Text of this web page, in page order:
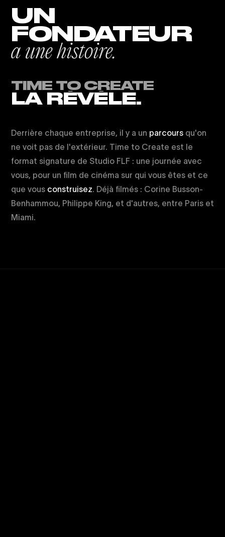
UN
FONDATEUR
a une histoire.
TIME TO CREATE
LA RÉVÈLE.
Derrière chaque entreprise, il y a un parcours qu'on
ne voit pas de l'extérieur. Time to Create est le
format signature de Studio FLF : une journée avec
vous, pour un film de cinéma sur qui vous êtes et ce
que vous construisez. Déjà filmés : Corine Busson-
Benhammou, Philippe King, et d'autres, entre Paris et
Miami.